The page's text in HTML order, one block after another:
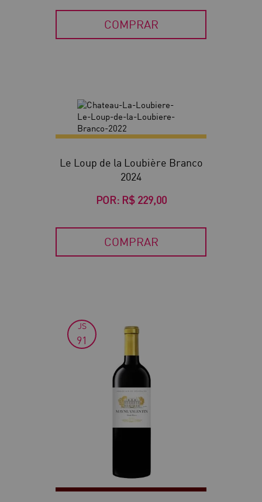
COMPRAR
Le Loup de la Loubière Branco
2024
POR: R$ 229,00
COMPRAR
JS
91